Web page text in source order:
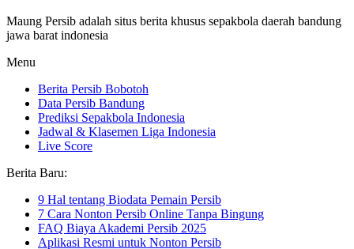
Maung Persib adalah situs berita khusus sepakbola daerah bandung
jawa barat indonesia
Menu
Berita Persib Bobotoh
Data Persib Bandung
Prediksi Sepakbola Indonesia
Jadwal & Klasemen Liga Indonesia
Live Score
Berita Baru:
9 Hal tentang Biodata Pemain Persib
7 Cara Nonton Persib Online Tanpa Bingung
FAQ Biaya Akademi Persib 2025
Aplikasi Resmi untuk Nonton Persib